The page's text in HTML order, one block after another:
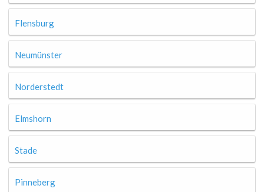
Flensburg
Neumünster
Norderstedt
Elmshorn
Stade
Pinneberg